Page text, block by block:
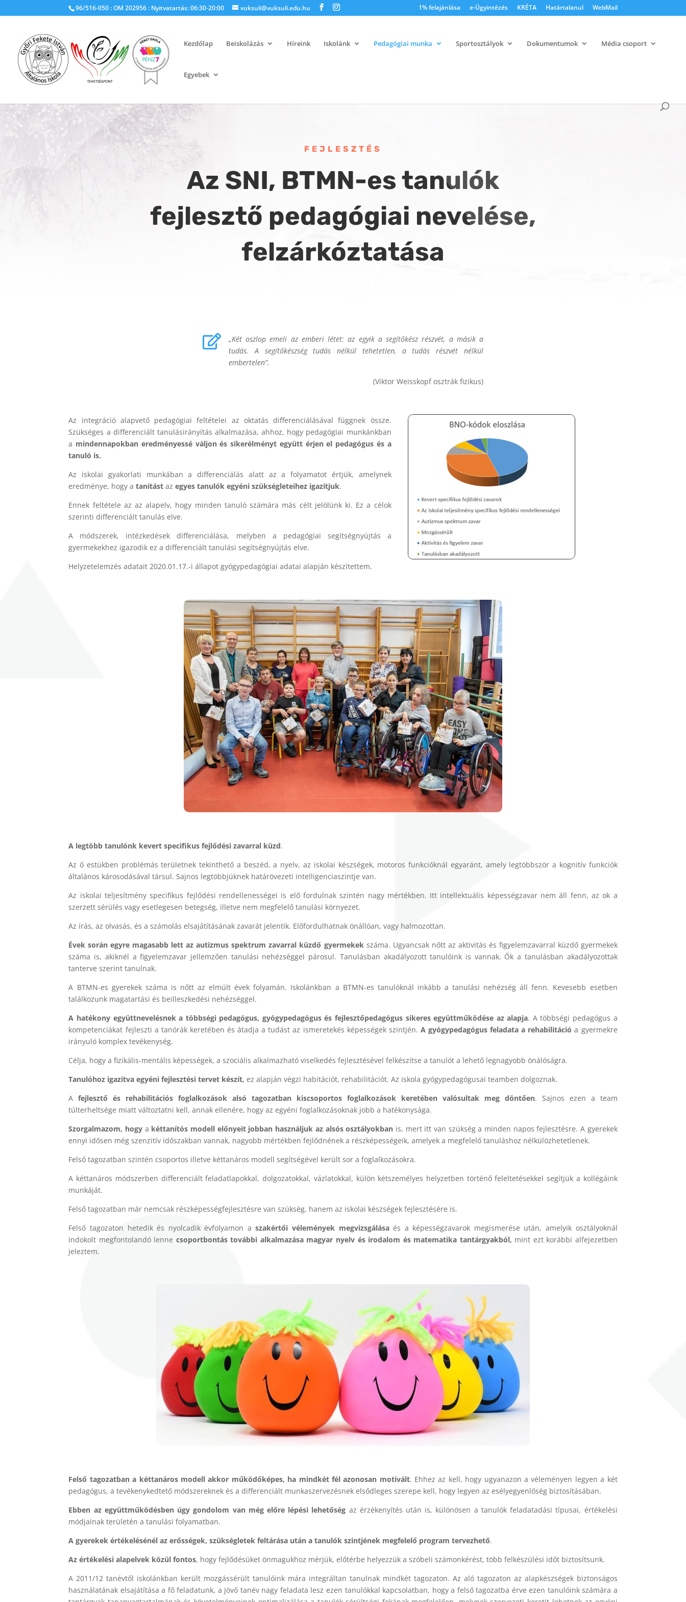
96/516-050 : OM 202956 : Nyitvatartás: 06:30-20:00 vuksuli@vuksuli.edu.hu 1% felajánlása e-Ügyintézés KRÉTA Határtalanul WebMail
Kezdőlap Beiskolázás Híreink Iskolánk Pedagógiai munka Sportosztályok Dokumentumok Média csoport
Egyebek
FEJLESZTÉS
Az SNI, BTMN-es tanulók
fejlesztő pedagógiai nevelése,
felzárkóztatása

„Két oszlop emeli az emberi létet: az egyik a segítőkész részvét, a másik a
tudás. A segítőkészség tudás nélkül tehetetlen, a tudás részvét nélkül
embertelen”.
(Viktor Weisskopf osztrák fizikus)
Az integráció alapvető pedagógiai feltételei az oktatás differenciálásával függnek össze.
Szükséges a differenciált tanulásirányítás alkalmazása, ahhoz, hogy pedagógiai munkánkban
a mindennapokban eredményessé váljon és sikerélményt együtt érjen el pedagógus és a
tanuló is.
Az iskolai gyakorlati munkában a differenciálás alatt az a folyamatot értjük, amelynek
eredménye, hogy atanítást azegyes tanulók egyéni szükségleteihez igazítjuk.
Ennek feltétele az az alapelv, hogy minden tanuló számára más célt jelölünk ki. Ez a célok
szerinti differenciált tanulás elve.
A módszerek, intézkedések differenciálása, melyben a pedagógiai segítségnyújtás a
gyermekekhez igazodik ez a differenciált tanulási segítségnyújtás elve.
Helyzetelemzés adatait 2020.01.17.-i állapot gyógypedagógiai adatai alapján készítettem.
A legtöbb tanulónk kevert specifikus fejlődési zavarral küzd.
Az ő estükben problémás területnek tekinthető a beszéd, a nyelv, az iskolai készségek, motoros funkcióknál egyaránt, amely legtöbbször a kognitív funkciók
általános károsodásával társul. Sajnos legtöbbjüknek határövezeti intelligenciaszintje van.
Az iskolai teljesítmény specifikus fejlődési rendellenességei is elő fordulnak szintén nagy mértékben. Itt intellektuális képességzavar nem áll fenn, az ok a
szerzett sérülés vagy esetlegesen betegség, illetve nem megfelelő tanulási környezet.
Az írás, az olvasás, és a számolás elsajátításának zavarát jelentik. Előfordulhatnak önállóan, vagy halmozottan.
Évek során egyre magasabb lett az autizmus spektrum zavarral küzdő gyermekek száma. Ugyancsak nőtt az aktivitás és figyelemzavarral küzdő gyermekek
száma is, akiknél a figyelemzavar jellemzően tanulási nehézséggel párosul. Tanulásban akadályozott tanulóink is vannak. Ők a tanulásban akadályozottak
tanterve szerint tanulnak.
A BTMN-es gyerekek száma is nőtt az elmúlt évek folyamán. Iskolánkban a BTMN-es tanulóknál inkább a tanulási nehézség áll fenn. Kevesebb esetben
találkozunk magatartási és beilleszkedési nehézséggel.
A hatékony együttnevelésnek a többségi pedagógus, gyógypedagógus és fejlesztőpedagógus sikeres együttműködése az alapja. A többségi pedagógus a
kompetenciákat fejleszti a tanórák keretében és átadja a tudást az ismeretekés képességek szintjén. A gyógypedagógus feladata a rehabilitáció a gyermekre
irányuló komplex tevékenység.
Célja, hogy a fizikális-mentális képességek, a szociális alkalmazható viselkedés fejlesztésével felkészítse a tanulót a lehető legnagyobb önálóságra.
Tanulóhoz igazítva egyéni fejlesztési tervet készít, ez alapján végzi habitációt, rehabilitációt. Az iskola gyógypedagógusai teamben dolgoznak.
Afejlesztő és rehabilitációs foglalkozások alsó tagozatban kiscsoportos foglalkozások keretében valósultak meg döntően. Sajnos ezen a team
túlterheltsége miatt változtatni kell, annak ellenére, hogy az egyéni foglalkozásoknak jobb a hatékonysága.
Szorgalmazom, hogy a kéttanítós modell előnyeit jobban használjuk az alsós osztályokban is, mert itt van szükség a minden napos fejlesztésre. A gyerekek
ennyi idősen még szenzitív időszakban vannak, nagyobb mértékben fejlődnének a részképességeik, amelyek a megfelelő tanuláshoz nélkülözhetetlenek.
Felső tagozatban szintén csoportos illetve kéttanáros modell segítségével került sor a foglalkozásokra.
A kéttanáros módszerben differenciált feladatlapokkal, dolgozatokkal, vázlatokkal, külön kétszemélyes helyzetben történő feleltetésekkel segítjük a kollégáink
munkáját.
Felső tagozatban már nemcsak részképességfejlesztésre van szükség, hanem az iskolai készségek fejlesztésére is.
Felső tagozaton hetedik és nyolcadik évfolyamon aszakértői vélemények megvizsgálásaés a képességzavarok megismerése után, amelyik osztályoknál
indokolt megfontolandó lenne csoportbontás további alkalmazása magyar nyelv és irodalom és matematika tantárgyakból, mint ezt korábbi alfejezetben
jeleztem.
Felső tagozatban a kéttanáros modell akkor működőképes, ha mindkét fél azonosan motivált. Ehhez az kell, hogy ugyanazon a véleményen legyen a két
pedagógus, a tevékenykedtető módszereknek és a differenciált munkaszervezésnek elsődleges szerepe kell, hogy legyen az esélyegyenlőség biztosításában.
Ebben az együttműködésben úgy gondolom van még előre lépési lehetőség az érzékenyítés után is, különösen a tanulók feladatadási típusai, értékelési
módjainak területén a tanulási folyamatban.
A gyerekek értékelésénél az erősségek, szükségletek feltárása után a tanulók szintjének megfelelő program tervezhető.
Az értékelési alapelvek közül fontos, hogy fejlődésüket önmagukhoz mérjük, előtérbe helyezzük a szóbeli számonkérést, több felkészülési időt biztosítsunk.
A 2011/12 tanévtől iskolánkban került mozgássérült tanulóink mára integráltan tanulnak mindkét tagozaton. Az aló tagozaton az alapkészségek biztonságos
használatának elsajátítása a fő feladatunk, a jövő tanév nagy feladata lesz ezen tanulókkal kapcsolatban, hogy a felső tagozatba érve ezen tanulóink számára a